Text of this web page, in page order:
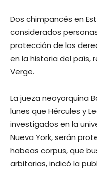
Dos chimpancés en
considerados
protección de los
en la historia del país,
Verge.
La jueza neoyorquina
lunes que Hércules y
investigados en la
Nueva York, serán
habeas corpus, que
arbitarias, indicó la